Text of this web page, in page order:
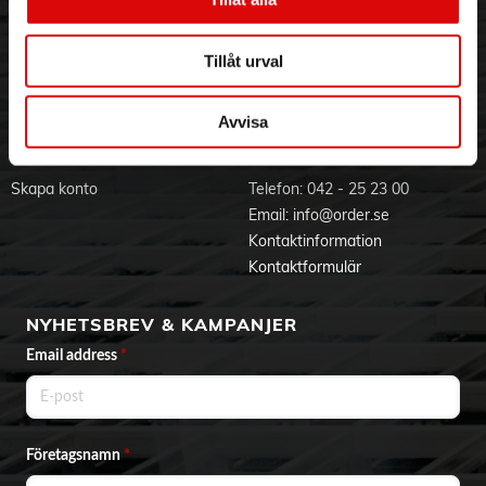
Tillåt urval
Avvisa
- Ikoniska aussie-dofter: läckra, lekfulla och sprudlande
- För extra återfuktning och glans: följ upp med aussie oh my
gloss balsam eller oh my gloss mask. Avsluta med oh my
gloss leave-in-serum för ännu mer glans. Voilà!
Visselblåsning
Varumärken
Godsefterlysning & Felleverans
Om cookies
BLI KUND
Skapa konto
KONTAKTA OSS
Telefon: 042 - 25 23 00
Email: info@order.se
Kontaktinformation
Kontaktformulär
NYHETSBREV & KAMPANJER
Email address *
Företagsnamn*